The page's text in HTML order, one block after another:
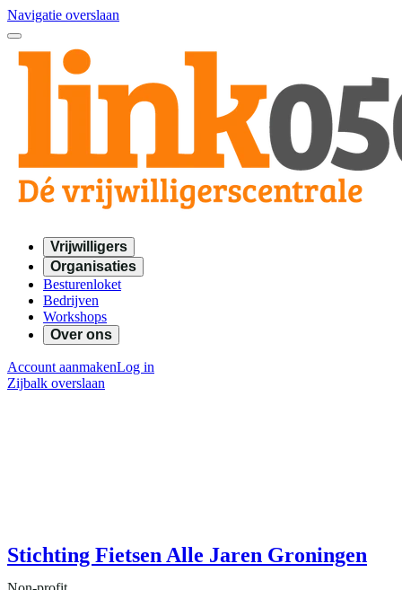
Navigatie overslaan
Vrijwilligers
Organisaties
Besturenloket
Bedrijven
Workshops
Over ons
Account aanmakenLog in
Zijbalk overslaan
Stichting Fietsen Alle Jaren Groningen